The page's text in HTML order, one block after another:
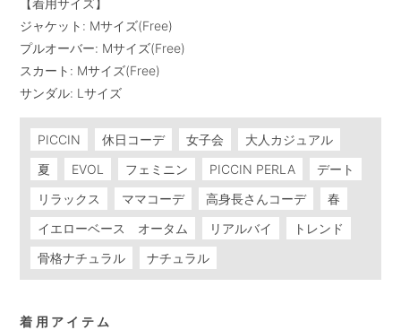
ジャケット: Mサイズ(Free)
プルオーバー: Mサイズ(Free)
スカート: Mサイズ(Free)
サンダル: Lサイズ
PICCIN 休日コーデ 女子会
大人カジュアル
夏
EVOL フェミニン PICCIN PERLA
デート
リラックス
ママコーデ 高身長さんコーデ
春
イエローベース オータム
リアルバイ
トレンド
骨格ナチュラル
ナチュラル
着用アイテム